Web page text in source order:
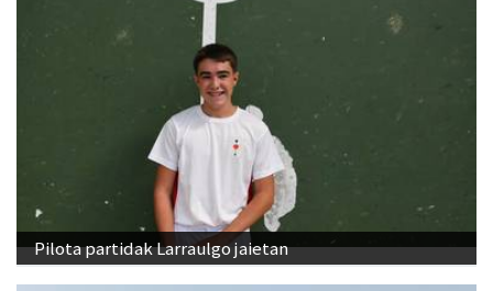
Pilota partidak Larraulgo jaietan